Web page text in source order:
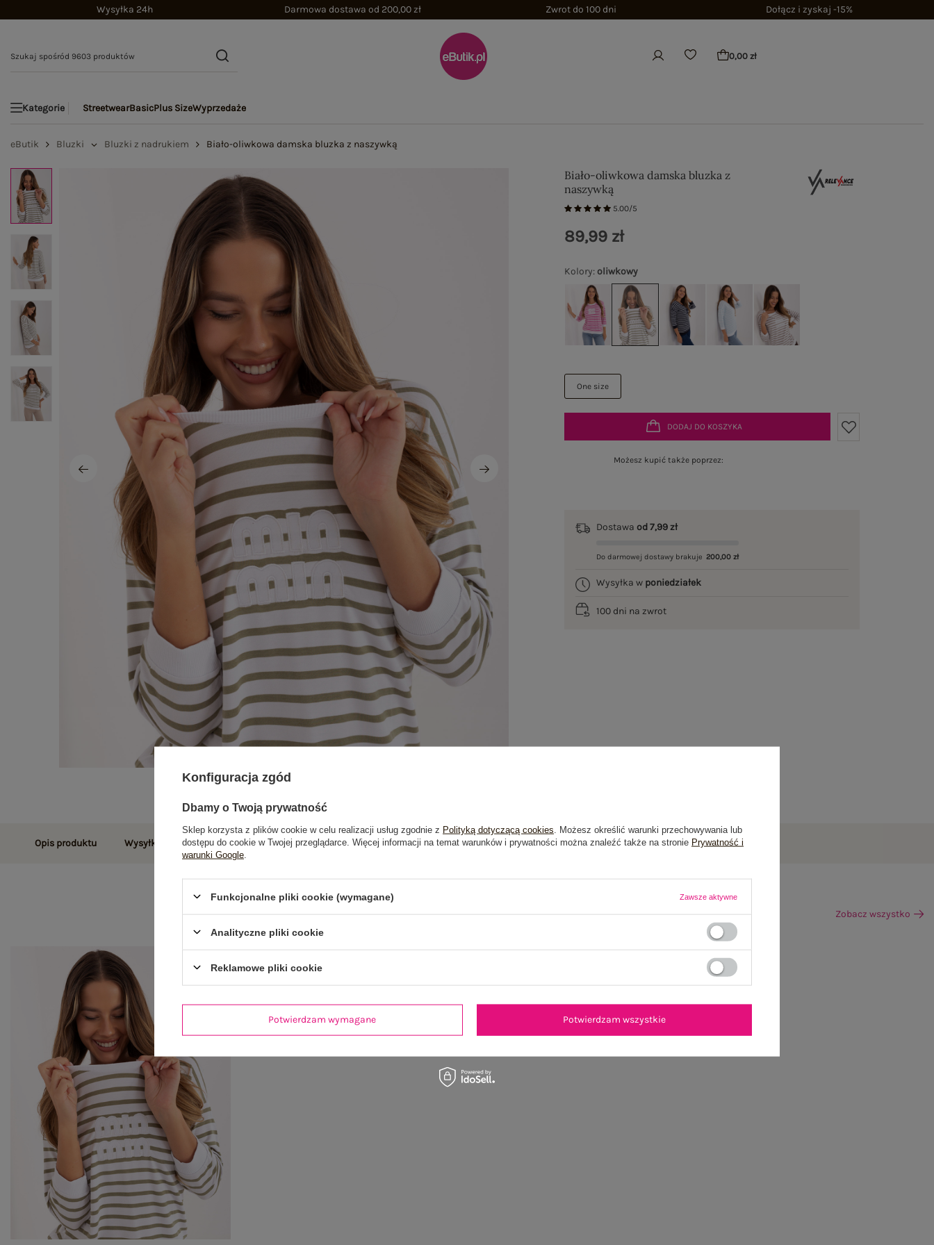
Wysyłka 24h Darmowa dostawa od 200,00 zł Zwrot do 100 dni Dołącz i zyskaj -15%
0,00 zł
Kategorie StreetwearBasicPlus SizeWyprzedaże
eButik Bluzki Bluzki z nadrukiem Biało-oliwkowa damska bluzka z naszywką
Biało-oliwkowa damska bluzka z
naszywką
5.00/5
Kolory: oliwkowy
One size
89,99 zł
DODAJ DO KOSZYKA
Możesz kupić także poprzez:
Dostawaod 7,99 zł
Do darmowej dostawy brakuje 200,00 zł
Wysyłka w poniedziałek
100 dni na zwrot
Opis produktu Wysyłka i dostawa Zwroty i reklamacje Opinie o produkcie(1)
Zobacz wszystko
Konfiguracja zgód
Dbamy o Twoją prywatność
Sklep korzysta z plików cookie w celu realizacji usług zgodnie z Polityką dotyczącą cookies . Możesz określić warunki przechowywania lub
dostępu do cookie w Twojej przeglądarce. Więcej informacji na temat warunków i prywatności można znaleźć także na stronie Prywatność i
warunki Google
Funkcjonalne pliki cookie (wymagane) Zawsze aktywne
Analityczne pliki cookie
Reklamowe pliki cookie
Potwierdzam wymagane Potwierdzam wszystkie